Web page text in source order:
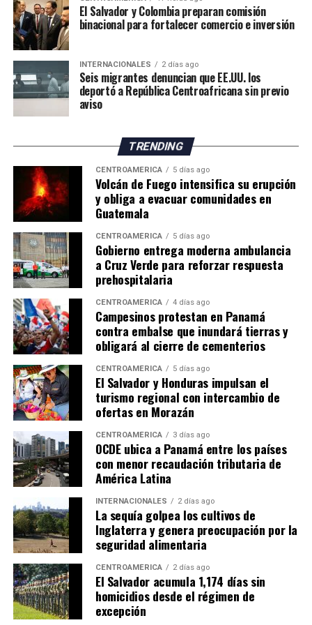
«Felicidades a todas y
todos los mexicanos por
hacer de México la mejor
sede y a nuestra Selección
Nacional por el gran papel
Durante la ceremonia de premiación, la mandataria
mexicana entregó el Balón de Oro al mejor jugador del
Mundial, reconocimiento que fue otorgado al español
Rodri. Además, participó en la entrega de medallas a los
futbolistas de ambas selecciones junto al primer
ministro de Canadá, Mark Carney; el presidente de
Estados Unidos, Donald Trump; y el presidente de la
FIFA, Gianni Infantino.
ADVERTISEMENT
Sheinbaum destacó que la organización conjunta del
torneo demostró la capacidad de cooperación entre los
tres países anfitriones.
«Cuando trabajamos
unidos, somos capaces de
hacer realidad grandes
proyectos y de dejar un
El Salvador y Colombia preparan comisión
binacional para fortalecer comercio e inversión
INTERNACIONALES 2 días ago
Seis migrantes denuncian que EE.UU. los
deportó a República Centroafricana sin previo
aviso
TRENDING
CENTROAMÉRICA 5 días ago
Volcán de Fuego intensifica su erupción
y obliga a evacuar comunidades en
Guatemala
CENTROAMÉRICA 5 días ago
Gobierno entrega moderna ambulancia
a Cruz Verde para reforzar respuesta
prehospitalaria
CENTROAMÉRICA 4 días ago
Campesinos protestan en Panamá
contra embalse que inundará tierras y
obligará al cierre de cementerios
CENTROAMÉRICA 5 días ago
El Salvador y Honduras impulsan el
turismo regional con intercambio de
ofertas en Morazán
CENTROAMÉRICA 3 días ago
OCDE ubica a Panamá entre los países
con menor recaudación tributaria de
América Latina
INTERNACIONALES 2 días ago
La sequía golpea los cultivos de
Inglaterra y genera preocupación por la
seguridad alimentaria
CENTROAMÉRICA 2 días ago
El Salvador acumula 1,174 días sin
homicidios desde el régimen de
excepción